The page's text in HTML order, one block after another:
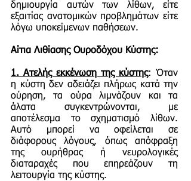
δημιουργία αυτών των λίθων, είτε
εξαιτίας ανατομικών προβλημάτων είτε
λόγω υποκείμενων παθήσεων.
Αίτια Λιθίασης Ουροδόχου Κύστης:
1. Ατελής εκκένωση της κύστης: Όταν
η κύστη δεν αδειάζει πλήρως κατά την
ούρηση, τα ούρα λιμνάζουν και τα
άλατα συγκεντρώνονται, με
αποτέλεσμα το σχηματισμό λίθων.
Αυτό μπορεί να οφείλεται σε
διάφορους λόγους, όπως απόφραξη
της ουρήθρας ή νευρολογικές
διαταραχές που επηρεάζουν τη
λειτουργία της κύστης.